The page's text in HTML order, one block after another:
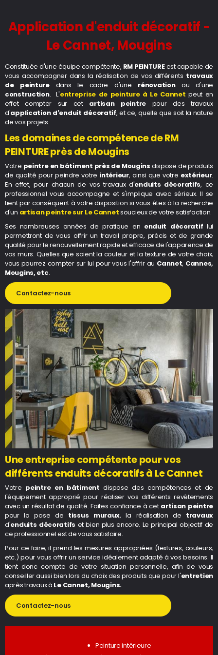
Application d'enduit décoratif -
Le Cannet, Mougins
Constituée d'une équipe compétente, RM PEINTUREest capable de
vous accompagner dans la réalisation de vos différents travaux
de peinturedans le cadre d'une rénovationou d'une
construction. L'entreprise de peinture à Le Cannet peut en
effet compter sur cet artisan peintre pour des travaux
d'application d'enduit décoratif, et ce, quelle que soit la nature
de vos projets.
Les domaines de compétence de RM
PEINTURE près de Mougins
Votre peintre en bâtiment près de Mougins dispose de produits
de qualité pour peindre votre intérieur, ainsi que votre extérieur.
En effet, pour chacun de vos travaux d'enduits décoratifs, ce
professionnel vous accompagne et s'implique avec sérieux. Il se
tient par conséquent à votre disposition si vous êtes à la recherche
d'un artisan peintre sur Le Cannetsoucieux de votre satisfaction.
Ses nombreuses années de pratique en enduit décoratif lui
permettront de vous offrir un travail propre, précis et de grande
qualité pour le renouvellement rapide et efficace de l'apparence de
vos murs. Quelles que soient la couleur et la texture de votre choix,
vous pourrez compter sur lui pour vous l'offrir au Cannet, Cannes,
Mougins, etc.
Contactez-nous
Une entreprise compétente pour vos
différents enduits décoratifs à Le Cannet
Votre peintre en bâtiment dispose des compétences et de
l'équipement approprié pour réaliser vos différents revêtements
avec un résultat de qualité. Faites confiance à cet artisan peintre
pour la pose de tissus muraux, la réalisation de travaux
d'enduits décoratifs et bien plus encore. Le principal objectif de
ce professionnel est de vous satisfaire.
Pour ce faire, il prend les mesures appropriées (textures, couleurs,
etc.) pour vous offrir un service idéalement adapté à vos besoins. Il
tient donc compte de votre situation personnelle, afin de vous
conseiller aussi bien lors du choix des produits que pour l'entretien
après travaux à Le Cannet, Mougins.
Contactez-nous
Peinture intérieure